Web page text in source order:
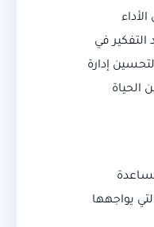
في
إدارة
الحياة
يواجهها